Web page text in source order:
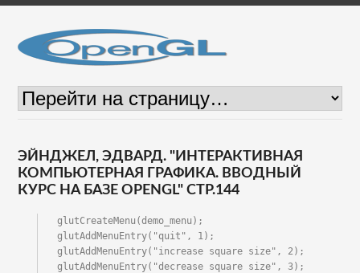
ЭЙНДЖЕЛ, ЭДВАРД. "ИНТЕРАКТИВНАЯ
КОМПЬЮТЕРНАЯ ГРАФИКА. ВВОДНЫЙ
КУРС НА БАЗЕ OPENGL" СТР.144
glutCreateMenu(demo_menu);
glutAddMenuEntry("quit", 1);
glutAddMenuEntry("increase square size", 2);
glutAddMenuEntry("decrease square size", 3);